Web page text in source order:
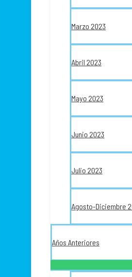
Marzo 2023
Abril 2023
Mayo 2023
Junio 2023
Julio 2023
Agosto-Diciembre
Años Anteriores